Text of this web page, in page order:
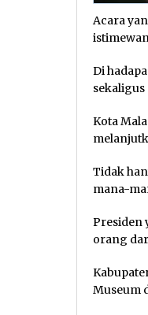
Acara
Di
Kota
Tidak
mana-
Presiden
orang
Museum